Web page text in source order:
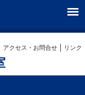
アクセス・お問合せ リンク